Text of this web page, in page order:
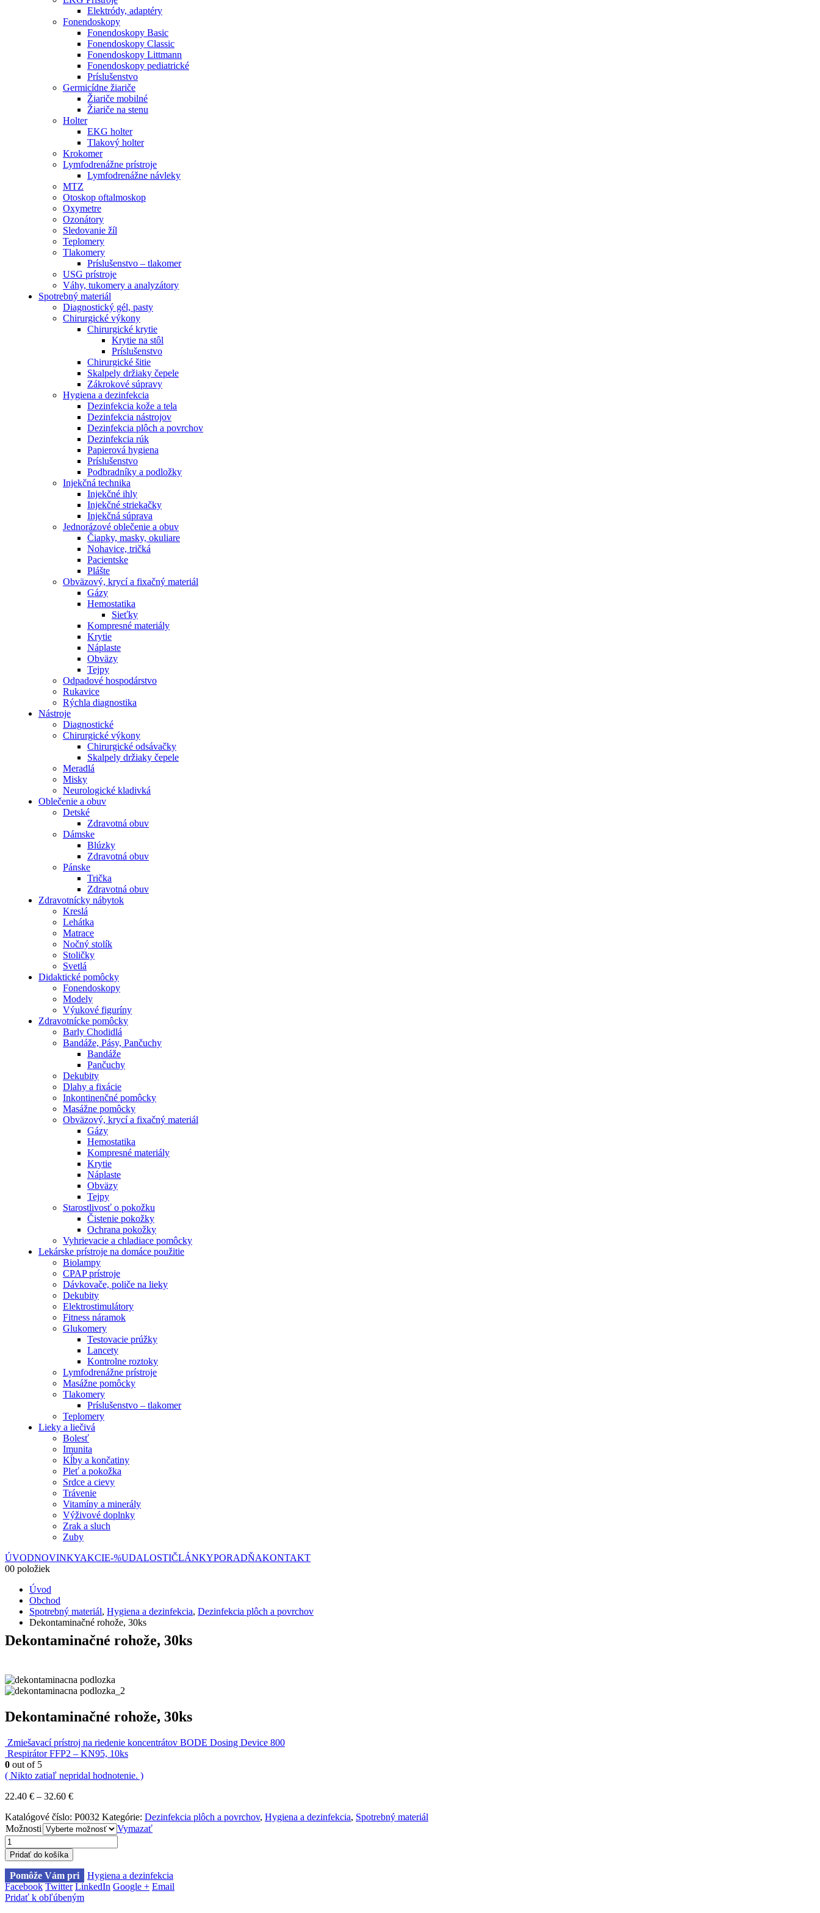
Elektródy, adaptéry
Fonendoskopy
Fonendoskopy Basic
Fonendoskopy Classic
Fonendoskopy Littmann
Fonendoskopy pediatrické
Príslušenstvo
Germicídne žiariče
Žiariče mobilné
Žiariče na stenu
Holter
EKG holter
Tlakový holter
Krokomer
Lymfodrenážne prístroje
Lymfodrenážne návleky
MTZ
Otoskop oftalmoskop
Oxymetre
Ozonátory
Sledovanie žíl
Teplomery
Tlakomery
Príslušenstvo – tlakomer
USG prístroje
Váhy, tukomery a analyzátory
Spotrebný materiál
Diagnostický gél, pasty
Chirurgické výkony
Chirurgické krytie
Krytie na stôl
Príslušenstvo
Chirurgické šitie
Skalpely držiaky čepele
Zákrokové súpravy
Hygiena a dezinfekcia
Dezinfekcia kože a tela
Dezinfekcia nástrojov
Dezinfekcia plôch a povrchov
Dezinfekcia rúk
Papierová hygiena
Príslušenstvo
Podbradníky a podložky
Injekčná technika
Injekčné ihly
Injekčné striekačky
Injekčná súprava
Jednorázové oblečenie a obuv
Čiapky, masky, okuliare
Nohavice, tričká
Pacientske
Plášte
Obväzový, krycí a fixačný materiál
Gázy
Hemostatika
Sieťky
Kompresné materiály
Krytie
Náplaste
Obväzy
Tejpy
Odpadové hospodárstvo
Rukavice
Rýchla diagnostika
Nástroje
Diagnostické
Chirurgické výkony
Chirurgické odsávačky
Skalpely držiaky čepele
Meradlá
Misky
Neurologické kladivká
Oblečenie a obuv
Detské
Zdravotná obuv
Dámske
Blúzky
Zdravotná obuv
Pánske
Trička
Zdravotná obuv
Zdravotnícky nábytok
Kreslá
Lehátka
Matrace
Nočný stolík
Stoličky
Svetlá
Didaktické pomôcky
Fonendoskopy
Modely
Výukové figuríny
Zdravotnícke pomôcky
Barly Chodidlá
Bandáže, Pásy, Pančuchy
Bandáže
Pančuchy
Dekubity
Dlahy a fixácie
Inkontinenčné pomôcky
Masážne pomôcky
Obväzový, krycí a fixačný materiál
Gázy
Hemostatika
Kompresné materiály
Krytie
Náplaste
Obväzy
Tejpy
Starostlivosť o pokožku
Čistenie pokožky
Ochrana pokožky
Vyhrievacie a chladiace pomôcky
Lekárske prístroje na domáce použitie
Biolampy
CPAP prístroje
Dávkovače, poliče na lieky
Dekubity
Elektrostimulátory
Fitness náramok
Glukomery
Testovacie prúžky
Lancety
Kontrolne roztoky
Lymfodrenážne prístroje
Masážne pomôcky
Tlakomery
Príslušenstvo – tlakomer
Teplomery
Lieky a liečivá
Bolesť
Imunita
Kĺby a končatiny
Pleť a pokožka
Srdce a cievy
Trávenie
Vitamíny a minerály
Výživové doplnky
Zrak a sluch
Zuby
ÚVODNOVINKYAKCIE-%UDALOSTIČLÁNKYPORADŇAKONTAKT
00 položiek
Úvod
Obchod
Spotrebný materiál, Hygiena a dezinfekcia, Dezinfekcia plôch a povrchov
Dekontaminačné rohože, 30ks
Dekontaminačné rohože, 30ks
Dekontaminačné rohože, 30ks
Zmiešavací prístroj na riedenie koncentrátov BODE Dosing Device 800
Respirátor FFP2 – KN95, 10ks
0 out of 5
( Nikto zatiaľ nepridal hodnotenie. )
22.40 € – 32.60 €
Katalógové číslo: P0032 Kategórie: Dezinfekcia plôch a povrchov, Hygiena a dezinfekcia, Spotrebný materiál
Možnosti
Vymazať
Pridať do košíka
Pomôže Vám pri
Hygiena a dezinfekcia
Facebook Twitter LinkedIn Google + Email
Pridať k obľúbeným